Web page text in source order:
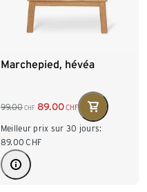
Marchepied, hévéa
99.00 CHF 89.00CHF
Meilleur prix sur 30 jours:
89.00 CHF